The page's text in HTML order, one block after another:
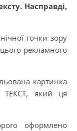
Насправді,
точки зору
рекламного
картинка
ТЕКСТ, який ця
оформлено